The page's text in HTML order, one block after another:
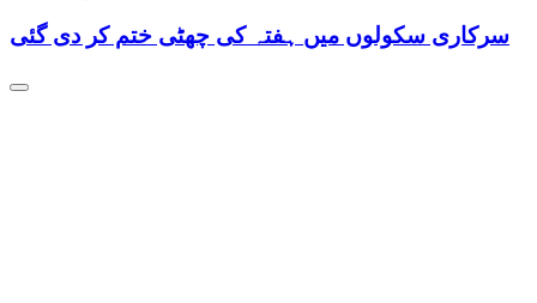
سرکاری سکولوں میں ہفتہ کی چھٹی ختم کر دی گئی